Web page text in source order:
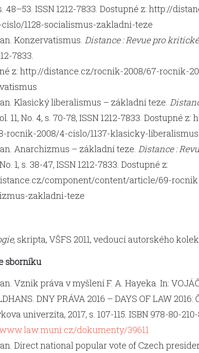
s. 48–53. ISSN 1212-7833. Dostupné z: http://
1128-socialismus-zakladni-teze
Konzervatismus. Distance : Revue pro
7833.
z: http://distance.cz/rocnik-2008/67-rocnik-
Klasický liberalismus – základní teze.
11, No. 4, s. 70-78, ISSN 1212-7833. Dostupné
rocnik-2008/4-cislo/1137-klasicky-
Anarchizmus – základní teze. Distance :
1, s. 38-47, ISSN 1212-7833. Dostupné z:
component/content/article/69-
zakladni-teze
, skripta, VŠFS 2011, vedoucí autorského
sborníku
Vznik práva v myšlení F. A. Hayeka. In:
DNY PRÁVA 2016 – DAYS OF LAW
univerzita, 2017, s. 107-115. ISBN 978-80-
dokumenty/39611
Direct national popular vote of Czech